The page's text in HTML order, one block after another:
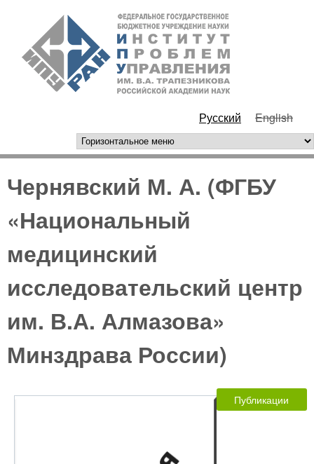
Перейти к основному
содержанию
РАН
Русский English
горизонтальное меню
Чернявский М. А. (ФГБУ
«Национальный
медицинский
исследовательский центр
им. В.А. Алмазова»
Минздрава России)
Публикации